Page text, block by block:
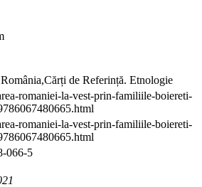
de Referință. Etnologie
romaniei-la-vest-prin-familiile-boiereti-
romaniei-la-vest-prin-familiile-boiereti-
066-5